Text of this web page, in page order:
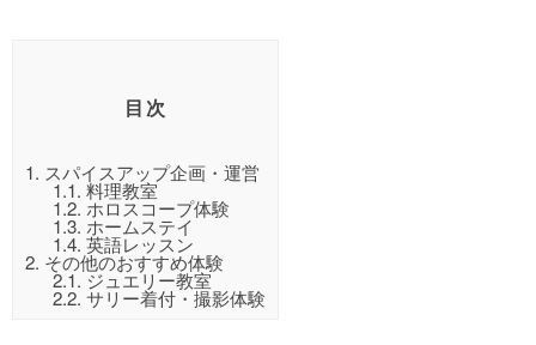
目次
1. スパイスアップ企画・運営
1.1. 料理教室
1.2. ホロスコープ体験
1.3. ホームステイ
1.4. 英語レッスン
2. その他のおすすめ体験
2.1.ジュエリー教室
2.2. サリー着付・撮影体験